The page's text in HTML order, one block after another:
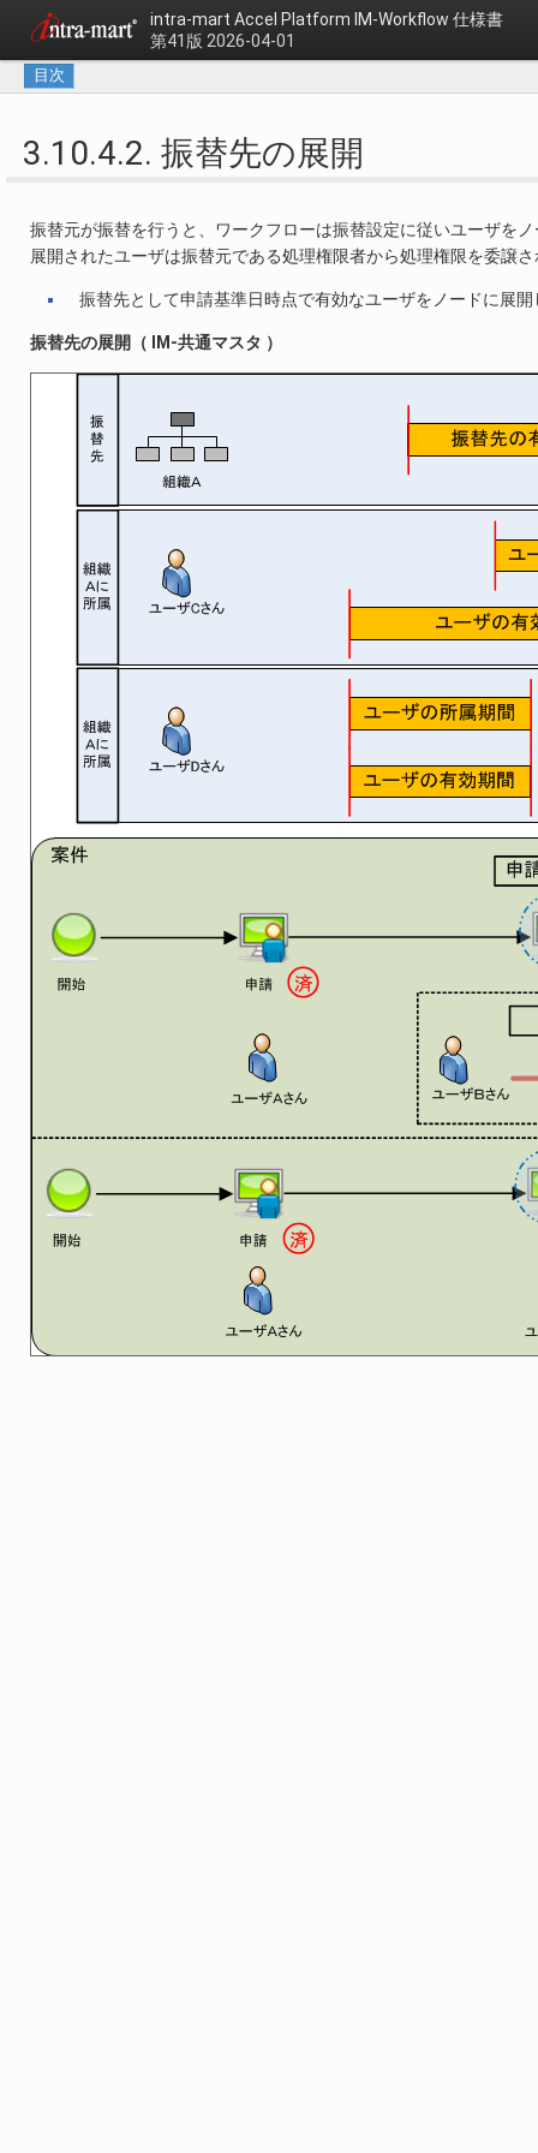
intra-mart Accel Platform IM-Workflow 仕様書
第41版 2026-04-01
目次
3.10.4.2. 振替先の展開
振替元が振替を行うと、ワークフローは振替設定に従いユーザを
展開されたユーザは振替元である処理権限者から処理権限を委譲
振替先として申請基準日時点で有効なユーザをノードに展開
振替先の展開（ IM-共通マスタ ）